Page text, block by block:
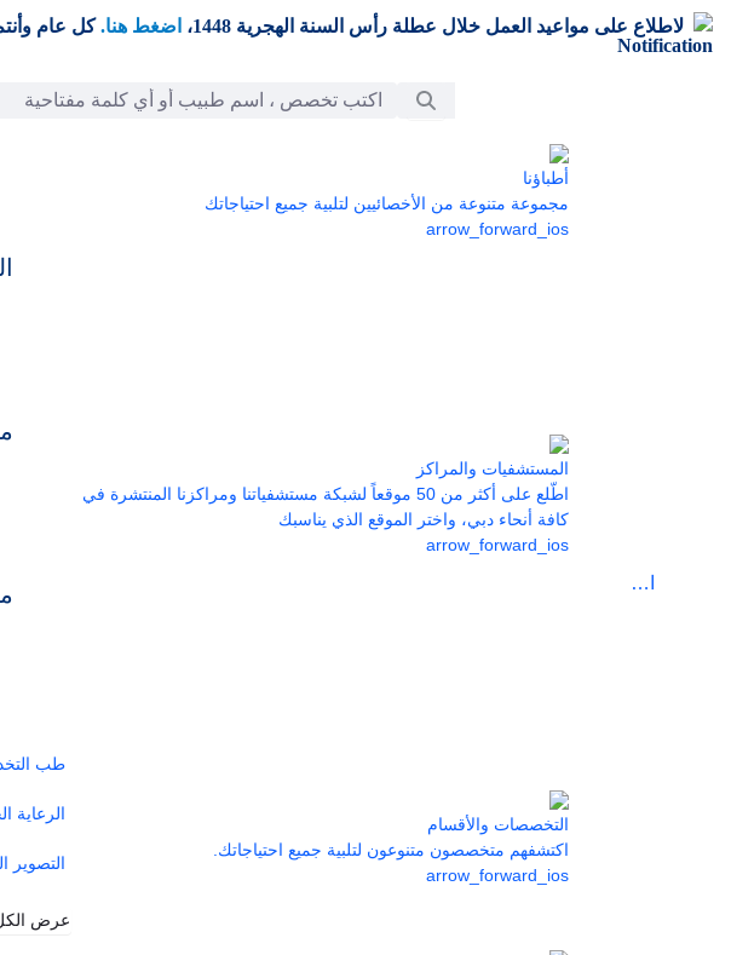
تخطي إلى المحتوى الرئيسي
لاطلاع على مواعيد العمل خلال عطلة رأس السنة الهجرية 1448، اضغط هنا. كل عام
شريط البحث
الرعاية
أطباؤنا
مجموعة متنوعة من الأخصائيين لتلبية جميع احتياجاتك
arrow_forward_ios
المستشفيات والمراكز
اطّلع على أكثر من 50 موقعاً لشبكة مستشفياتنا ومراكزنا المنتشرة في
كافة أنحاء دبي، واختر الموقع الذي يناسبك
arrow_forward_ios
التخصصات والأقسام
اكتشفهم متخصصون متنوعون لتلبية جميع احتياجاتك.
arrow_forward_ios
طب
الرعاية
التصوير
عرض